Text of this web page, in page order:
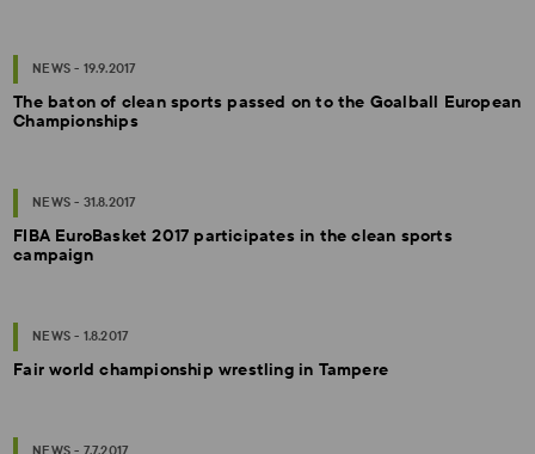
NEWS - 19.9.2017
The baton of clean sports passed on to the Goalball European
Championships
NEWS - 31.8.2017
FIBA EuroBasket 2017 participates in the clean sports
campaign
NEWS - 1.8.2017
Fair world championship wrestling in Tampere